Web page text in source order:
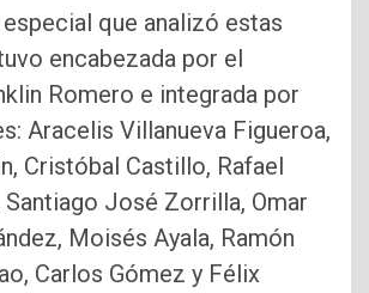
que analizó estas
encabezada por el
Romero e integrada por
Aracelis Villanueva Figueroa,
Cristóbal Castillo, Rafael
Santiago José Zorrilla, Omar
Moisés Ayala, Ramón
Carlos Gómez y Félix